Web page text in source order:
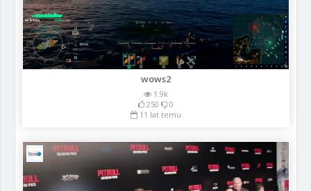
wows2
1.9k
250
0
11 lat temu